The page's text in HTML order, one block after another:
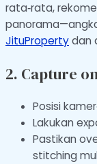
rata‑rata,
JituPropertydan
2. Capture
Posisi
Lakukan
Pastikan
stitching